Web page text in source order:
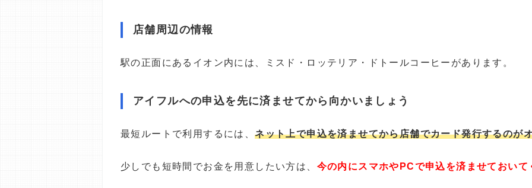
店舗周辺の情報
駅の正面にあるイオン内には、ミスド・ロッテリア・ドトールコーヒーがあります。
アイフルへの申込を先に済ませてから向かいましょう
最短ルートで利用するには、ネット上で申込を済ませてから店舗でカード発行するのが
少しでも短時間でお金を用意したい方は、 今の内にスマホやPCで申込を済ませておいて